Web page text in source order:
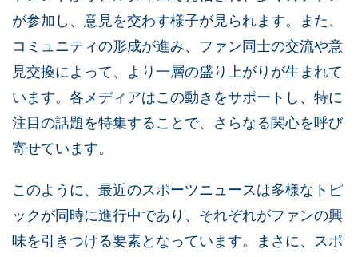
が参加し、意見を交わす様子が見られます。また、
コミュニティの形成が進み、ファン同士の交流や意
見交換によって、より一層の盛り上がりが生まれて
います。各メディアはこの動きをサポートし、特に
注目の話題を特集することで、さらなる関心を呼び
寄せています。
このように、最近のスポーツニュースは多様なトピ
ックが同時に進行中であり、それぞれがファンの興
味を引きつける要素となっています。まさに、スポ